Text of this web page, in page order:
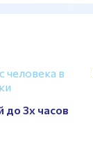
человека в
до 3х часов